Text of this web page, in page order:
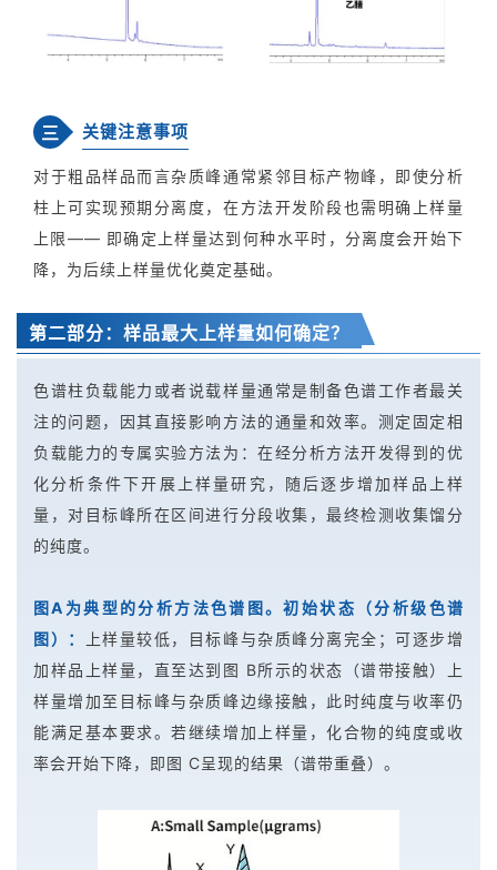
三 关键注意事项
对于粗品样品而言杂质峰通常紧邻目标产物峰，即使分析
柱上可实现预期分离度，在方法开发阶段也需明确上样量
上限—— 即确定上样量达到何种水平时，分离度会开始下
降，为后续上样量优化奠定基础。
第二部分：样品最大上样量如何确定？
色谱柱负载能力或者说载样量通常是制备色谱工作者最关
注的问题，因其直接影响方法的通量和效率。测定固定相
负载能力的专属实验方法为：在经分析方法开发得到的优
化分析条件下开展上样量研究，随后逐步增加样品上样
量，对目标峰所在区间进行分段收集，最终检测收集馏分
的纯度。
图A为典型的分析方法色谱图。初始状态（分析级色谱
图）：
上样量较低，目标峰与杂质峰分离完全；可逐步增
加样品上样量，直至达到图 B所示的状态（谱带接触）上
样量增加至目标峰与杂质峰边缘接触，此时纯度与收率仍
能满足基本要求。若继续增加上样量，化合物的纯度或收
率会开始下降，即图 C呈现的结果（谱带重叠）。